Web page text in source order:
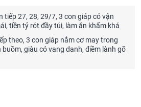
tiếp 27, 28, 29/7, 3 con giáp có vận
tiền tỷ rót đầy túi, làm ăn khấm khá
theo, 3 con giáp nắm cơ may trong
giàu có vang danh, điềm lành gõ